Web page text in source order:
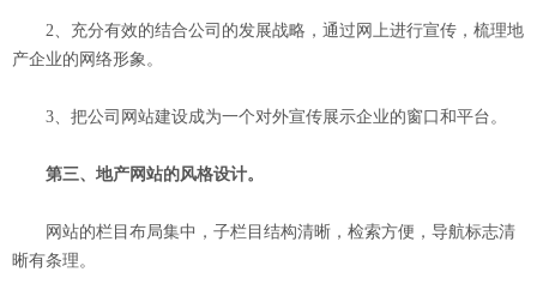
2、充分有效的结合公司的发展战略，通过网上进行宣传，梳理地
产企业的网络形象。
3、把公司网站建设成为一个对外宣传展示企业的窗口和平台。
第三、地产网站的风格设计。
网站的栏目布局集中，子栏目结构清晰，检索方便，导航标志清
晰有条理。